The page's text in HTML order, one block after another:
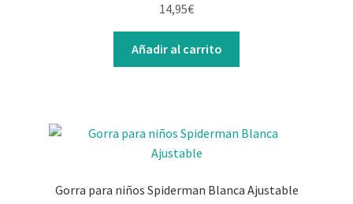
14,95€
Añadir al carrito
Gorra para niños Spiderman Blanca Ajustable